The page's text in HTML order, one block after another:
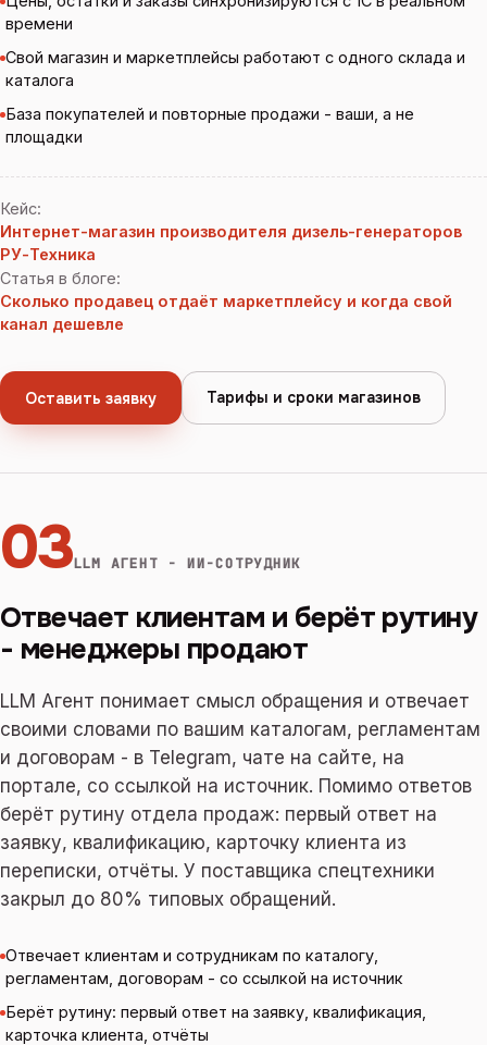
времени
Свой магазин и маркетплейсы работают с одного склада и
каталога
База покупателей и повторные продажи - ваши, а не
площадки
Кейс:
Интернет-магазин производителя дизель-генераторов
РУ-Техника
Статья в блоге:
Сколько продавец отдаёт маркетплейсу и когда свой
канал дешевле
Оставить заявку Тарифы и сроки магазинов
03LLM АГЕНТ - ИИ-СОТРУДНИК
Отвечает клиентам и берёт рутину
- менеджеры продают
LLM Агент понимает смысл обращения и отвечает
своими словами по вашим каталогам, регламентам
и договорам - в Telegram, чате на сайте, на
портале, со ссылкой на источник. Помимо ответов
берёт рутину отдела продаж: первый ответ на
заявку, квалификацию, карточку клиента из
переписки, отчёты. У поставщика спецтехники
закрыл до 80% типовых обращений.
Отвечает клиентам и сотрудникам по каталогу,
регламентам, договорам - со ссылкой на источник
Берёт рутину: первый ответ на заявку, квалификация,
карточка клиента, отчёты